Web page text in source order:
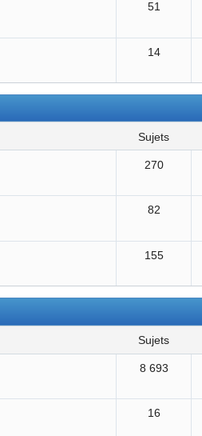
51
14
sujets
270
82
155
sujets
8 693
16